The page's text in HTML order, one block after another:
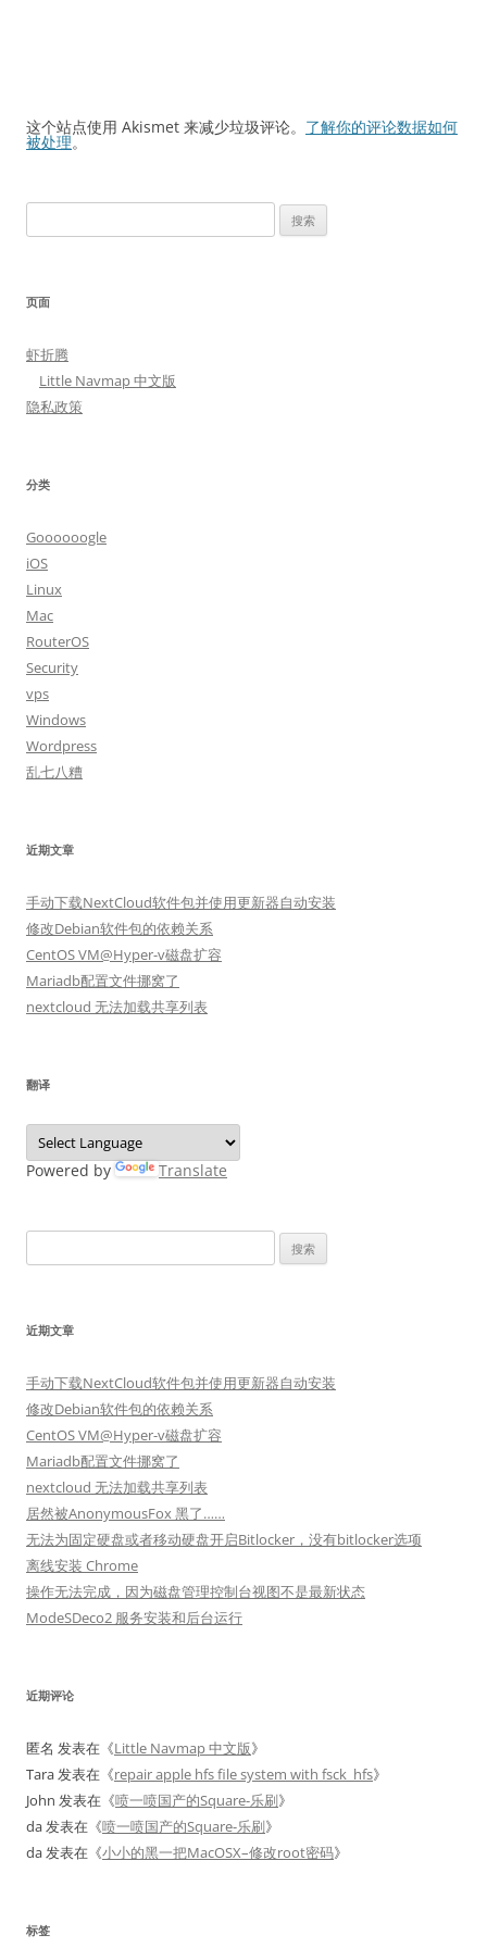
这个站点使用 Akismet 来减少垃圾评论。 了解你的评论数据如何
被处理。
索：
页面
虾折腾
Little Navmap 中文版
隐私政策
分类
Goooooogle
iOS
Linux
Mac
RouterOS
Security
vps
Windows
Wordpress
乱七八糟
近期文章
手动下载NextCloud软件包并使用更新器自动安装
修改Debian软件包的依赖关系
CentOS VM@Hyper-v磁盘扩容
Mariadb配置文件挪窝了
nextcloud 无法加载共享列表
翻译
Powered by Translate
索：
近期文章
手动下载NextCloud软件包并使用更新器自动安装
修改Debian软件包的依赖关系
CentOS VM@Hyper-v磁盘扩容
Mariadb配置文件挪窝了
nextcloud 无法加载共享列表
居然被AnonymousFox 黑了……
无法为固定硬盘或者移动硬盘开启Bitlocker，没有bitlocker选项
离线安装 Chrome
操作无法完成，因为磁盘管理控制台视图不是最新状态
ModeSDeco2 服务安装和后台运行
近期评论
匿名 发表在《Little Navmap 中文版》
Tara发表在《repair apple hfs file system with fsck_hfs》
John 发表在《喷一喷国产的Square-乐刷》
da发表在《喷一喷国产的Square-乐刷》
da发表在《小小的黑一把MacOSX–修改root密码》
标签